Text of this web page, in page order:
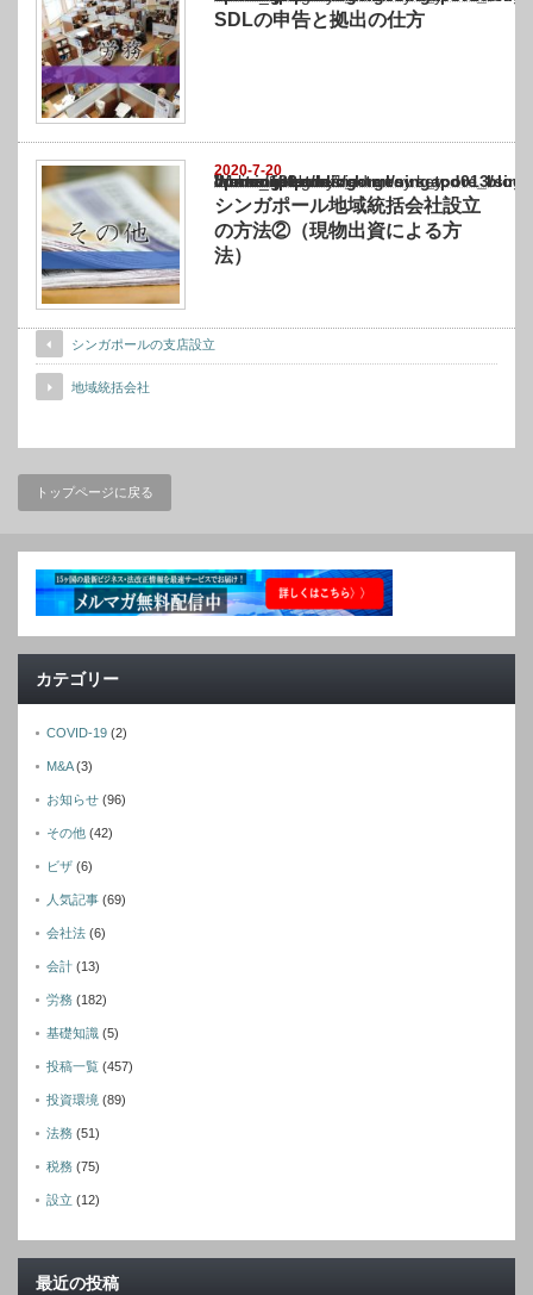
SDLの申告と拠出の仕方
2020-7-20
Warning
: Undefined array key "show_category" in
/home/netst/kuno-cpa.co.jp/public_html/singapore_blog/wp-content/themes/
on line183
シンガポール地域統括会社設立
の方法②（現物出資による方
法）
シンガポールの支店設立
地域統括会社
トップページに戻る
カテゴリー
COVID-19 (2)
M&A(3)
お知らせ (96)
その他 (42)
ビザ (6)
人気記事 (69)
会社法 (6)
会計 (13)
労務 (182)
基礎知識 (5)
投稿一覧 (457)
投資環境 (89)
法務 (51)
税務 (75)
設立 (12)
最近の投稿